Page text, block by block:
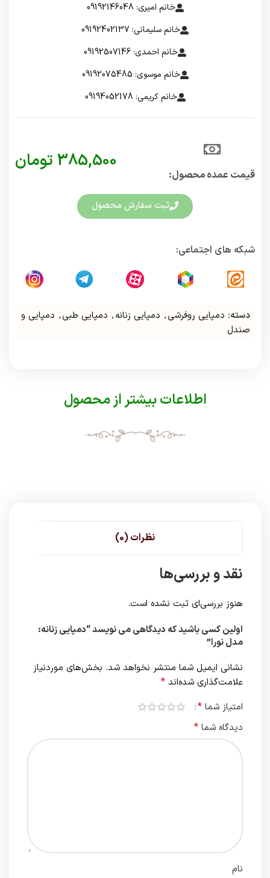
خانم امیری: 09192146048
خانم سلیمانی: 09192402137
خانم احمدی: 09192507146
خانم موسوی: 09192075485
خانم کریمی: 09194052178
قیمت عمده محصول:​
385,500 تومان
ثبت سفارش محصول
شبکه های اجتماعی:
دسته: دمپایی روفرشی, دمپایی زنانه, دمپایی طبی, دمپایی و
صندل
اطلاعات بیشتر از محصول
نظرات (0)
نقد و بررسی‌ها
هنوز بررسی‌ای ثبت نشده است.
اولین کسی باشید که دیدگاهی می نویسد “دمپایی زنانه:
مدل نورا”
نشانی ایمیل شما منتشر نخواهد شد. بخش‌های موردنیاز
علامت‌گذاری شده‌اند *
امتیاز شما *
دیدگاه شما *
نام